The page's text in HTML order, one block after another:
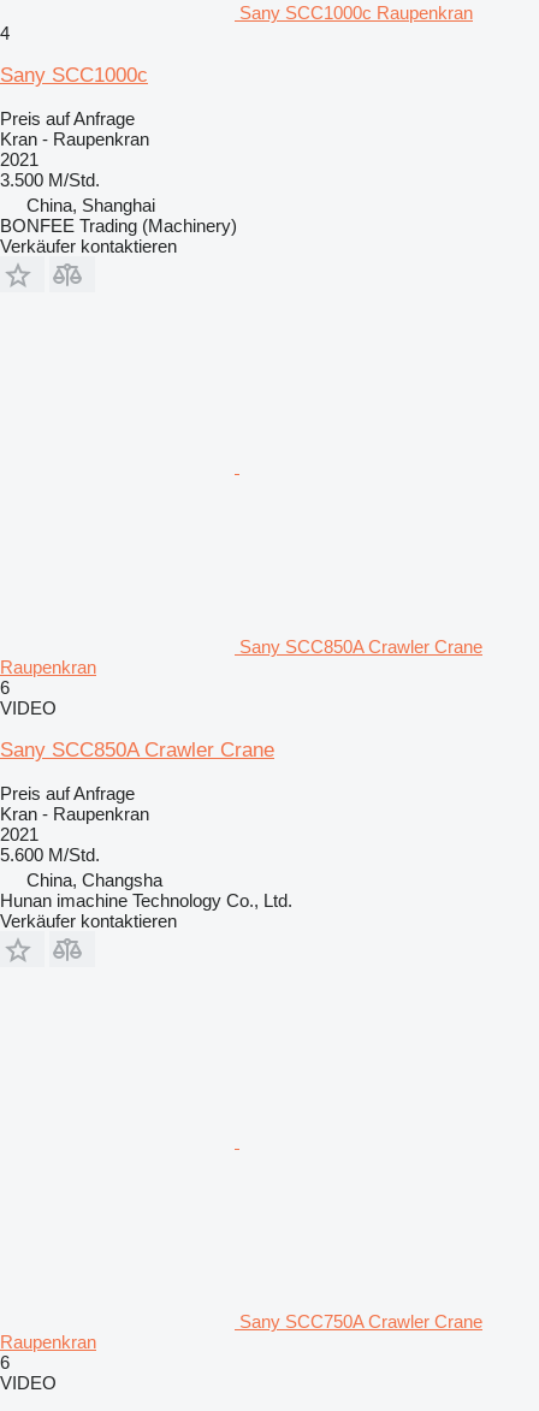
Sany SCC1000c Raupenkran
4
Sany SCC1000c
Preis auf Anfrage
Kran - Raupenkran
2021
3.500 M/Std.
China, Shanghai
BONFEE Trading (Machinery)
Verkäufer kontaktieren
Sany SCC850A Crawler Crane
Raupenkran
6
VIDEO
Sany SCC850A Crawler Crane
Preis auf Anfrage
Kran - Raupenkran
2021
5.600 M/Std.
China, Changsha
Hunan imachine Technology Co., Ltd.
Verkäufer kontaktieren
Sany SCC750A Crawler Crane
Raupenkran
6
VIDEO